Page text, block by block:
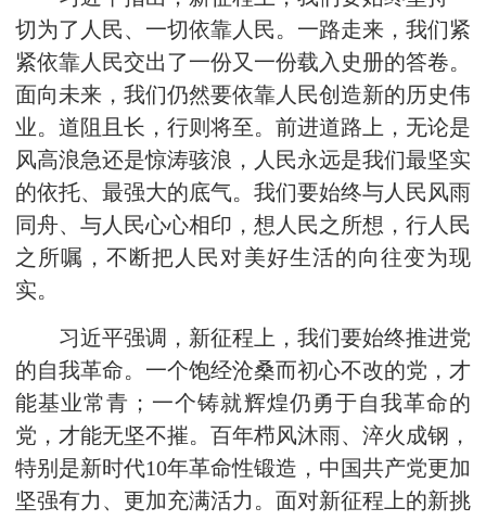
切为了人民、一切依靠人民。一路走来，我们紧
紧依靠人民交出了一份又一份载入史册的答卷。
面向未来，我们仍然要依靠人民创造新的历史伟
业。道阻且长，行则将至。前进道路上，无论是
风高浪急还是惊涛骇浪，人民永远是我们最坚实
的依托、最强大的底气。我们要始终与人民风雨
同舟、与人民心心相印，想人民之所想，行人民
之所嘱，不断把人民对美好生活的向往变为现
实。
习近平强调，新征程上，我们要始终推进党
的自我革命。一个饱经沧桑而初心不改的党，才
能基业常青；一个铸就辉煌仍勇于自我革命的
党，才能无坚不摧。百年栉风沐雨、淬火成钢，
特别是新时代10年革命性锻造，中国共产党更加
坚强有力、更加充满活力。面对新征程上的新挑